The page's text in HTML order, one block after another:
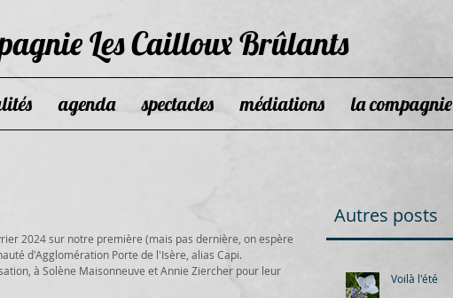
Les Cailloux Brûlants
agenda spectacles médiations la compagnie
2024 sur notre première (mais pas dernière, on espère
d'Agglomération Porte de l'Isère, alias Capi.
à Solène Maisonneuve et Annie Ziercher pour leur
Autres posts
Voilà l'été